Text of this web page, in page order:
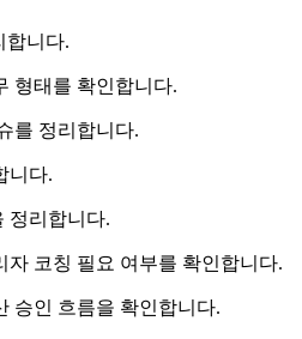
합니다.
형태를 확인합니다.
를 정리합니다.
니다.
정리합니다.
자 코칭 필요 여부를 확인합니다.
승인 흐름을 확인합니다.